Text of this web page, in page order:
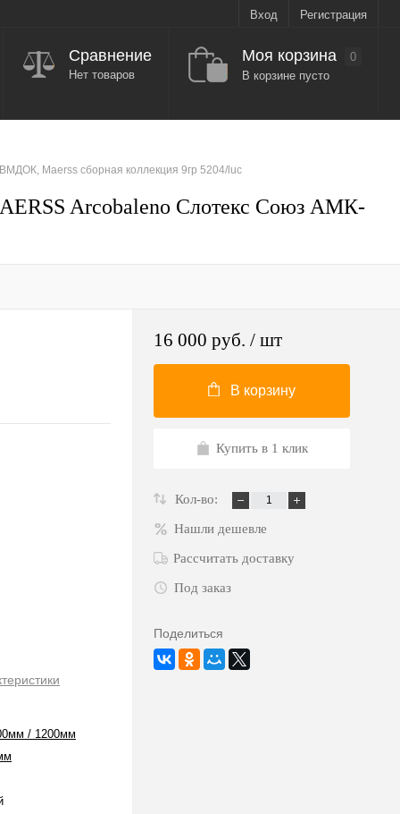
Вход Регистрация
Сравнение
Нет товаров
Моя корзина
0
В корзине пусто
Maerss сборная коллекция 9гр 5204/luc
Arcobaleno Слотекс Союз АМК-
/ 1200мм
16 000 руб. / шт
В корзину
Купить в 1 клик
Кол-во:
Нашли дешевле
Рассчитать доставку
Под заказ
Поделиться